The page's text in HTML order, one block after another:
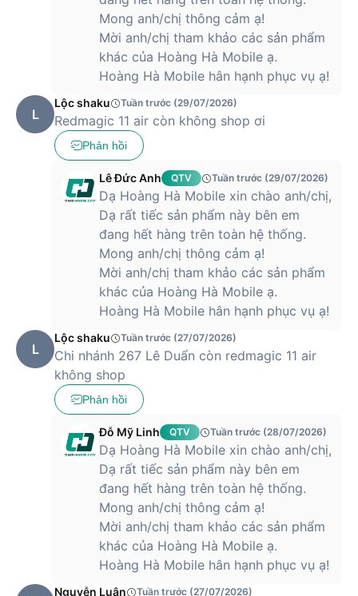
Mong anh/chị thông cảm ạ!
Mời anh/chị tham khảo các sản phẩm
khác của Hoàng Hà Mobile ạ.
Hoàng Hà Mobile hân hạnh phục vụ ạ!
L
Lộc shaku Tuần trước (29/07/2026)
Redmagic 11 air còn không shop ơi
Phản hồi
Lê Đức Anh QTV Tuần trước (29/07/2026)
Dạ Hoàng Hà Mobile xin chào anh/chị,
Dạ rất tiếc sản phẩm này bên em
đang hết hàng trên toàn hệ thống.
Mong anh/chị thông cảm ạ!
Mời anh/chị tham khảo các sản phẩm
khác của Hoàng Hà Mobile ạ.
Hoàng Hà Mobile hân hạnh phục vụ ạ!
L
Lộc shaku Tuần trước (27/07/2026)
Chi nhánh 267 Lê Duẩn còn redmagic 11 air
không shop
Phản hồi
Đỗ Mỹ Linh QTV Tuần trước (28/07/2026)
Dạ Hoàng Hà Mobile xin chào anh/chị,
Dạ rất tiếc sản phẩm này bên em
đang hết hàng trên toàn hệ thống.
Mong anh/chị thông cảm ạ!
Mời anh/chị tham khảo các sản phẩm
khác của Hoàng Hà Mobile ạ.
Hoàng Hà Mobile hân hạnh phục vụ ạ!
Nguyễn Luân Tuần trước (27/07/2026)